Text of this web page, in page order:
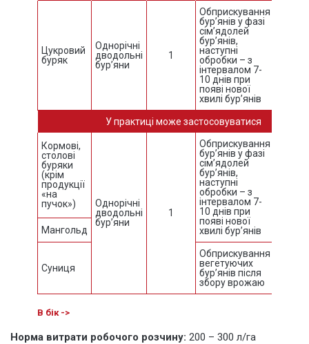
Цукровий
буряк
Однорічні
дводольні
бур’яни
1
Обприскування
бур’янів у фазі
сім’ядолей
бур’янів,
наступні
обробки – з
інтервалом 7-
10 днів при
появі нової
хвилі бур’янів
У практиці може застосовуватися
Кормові,
столові
буряки
(крім
продукції
«на
пучок»)
Однорічні
дводольні
бур’яни
1
Обприскування
бур’янів у фазі
сім’ядолей
бур’янів,
наступні
обробки – з
інтервалом 7-
10 днів при
появі нової
хвилі бур’янів
Мангольд
Суниця
Обприскування
вегетуючих
бур’янів після
збору врожаю
Норма витрати робочого розчину: 200 – 300 л/га